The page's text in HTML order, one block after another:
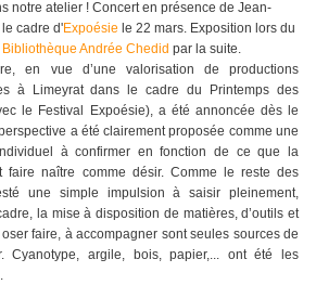
notre atelier ! Concert en présence de Jean-
cadre d'Expoésie le 22 mars. Exposition lors du
Bibliothèque Andrée Chedid par la suite.
en vue d’une valorisation de productions
à Limeyrat dans le cadre du Printemps des
le Festival Expoésie), a été annoncée dès le
a été clairement proposée comme une
à confirmer en fonction de ce que la
faire naître comme désir. Comme le reste des
une simple impulsion à saisir pleinement,
la mise à disposition de matières, d’outils et
faire, à accompagner sont seules sources de
Cyanotype, argile, bois, papier,... ont été les